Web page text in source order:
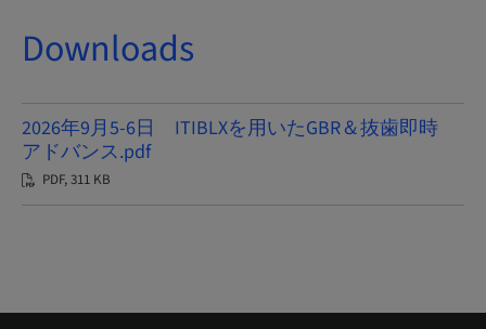
Downloads
2026年9月5-6日 ITIBLXを用いたGBR＆抜歯即時
アドバンス.pdf
PDF, 311 KB